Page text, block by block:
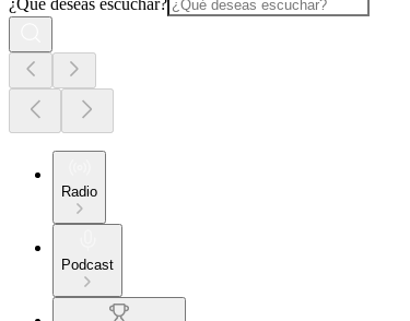
¿Qué deseas escuchar?
Radio
Podcast